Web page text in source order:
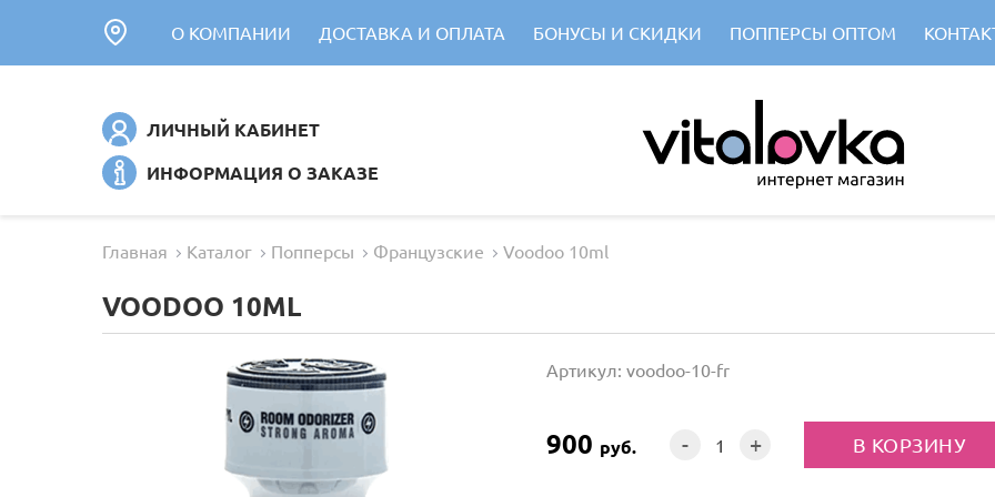
О КОМПАНИИ ДОСТАВКА И ОПЛАТА БОНУСЫ И СКИДКИ ПОППЕРСЫ ОПТОМ
ЛИЧНЫЙ КАБИНЕТ
ИНФОРМАЦИЯ О ЗАКАЗЕ
Главная Каталог Попперсы Французские Voodoo 10ml
VOODOO 10ML
Артикул: voodoo-10-fr
900 руб. - +